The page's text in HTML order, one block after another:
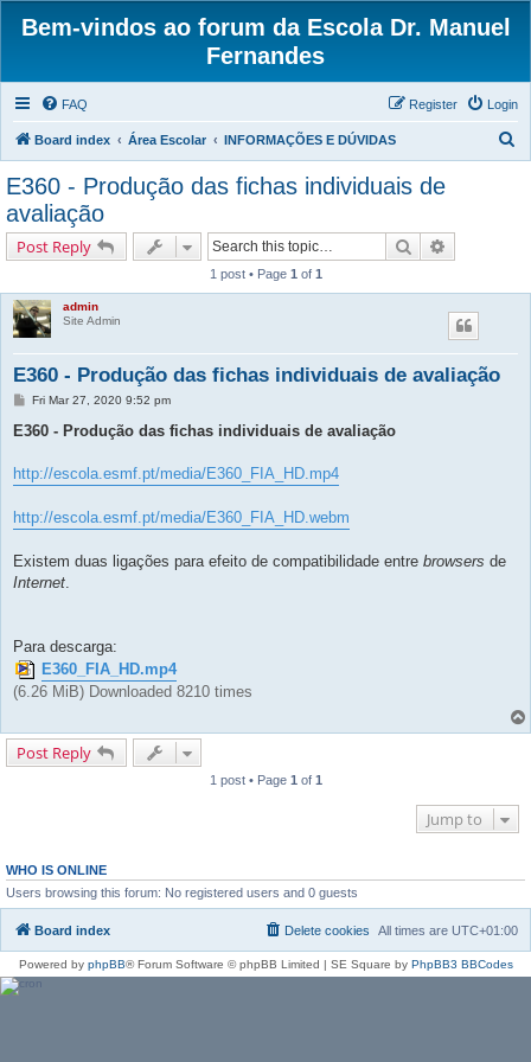
Bem-vindos ao forum da Escola Dr. Manuel
Fernandes
FAQ Login
Register
Board index Área Escolar INFORMAÇÕES E DÚVIDAS
E360 - Produção das fichas individuais de
avaliação
Post Reply Search
1 post • Page 1 of 1
admin
Site Admin
E360 - Produção das fichas individuais de avaliação
P
s
Fri Mar 27, 2020 9:52 pm
E360 - Produção das fichas individuais de avaliação
http://escola.esmf.pt/media/E360_FIA_HD.mp4
http://escola.esmf.pt/media/E360_FIA_HD.webm
Existem duas ligações para efeito de compatibilidade entre browsers de
Internet.
Para descarga:
E360_FIA_HD.mp4
(6.26 MiB) Downloaded 8210 times
Post Reply
1 post • Page 1 of 1
Jump to
WHO IS ONLINE
Users browsing this forum: No registered users and 0 guests
Board index All times are UTC+01:00
Delete cookies
Powered by phpBB® Forum Software © phpBB Limited | SE Square by PhpBB3 BBCodes